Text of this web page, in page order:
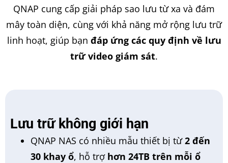
QNAP cung cấp giải pháp sao lưu từ xa và đám
mây toàn diện, cùng với khả năng mở rộng lưu trữ
linh hoạt, giúp bạn đáp ứng các quy định về lưu
trữ video giám sát.
Lưu trữ không giới hạn
QNAP NAS có nhiều mẫu thiết bị từ2 đến
30 khay ổ, hỗ trợ hơn 24TB trên mỗi ổ